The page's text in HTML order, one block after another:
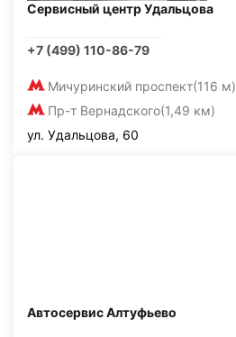
Сервисный центр Удальцова
+7 (499) 110-86-79
Мичуринский проспект(116 м)
Пр-т Вернадского(1,49 км)
ул. Удальцова, 60
Автосервис Алтуфьево